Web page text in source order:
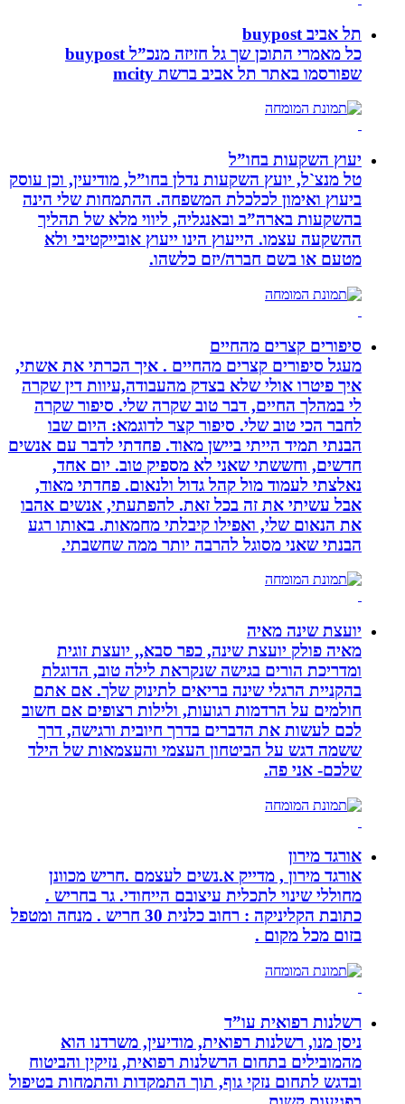
תל אביב buypost
כל מאמרי התוכן שך גל חזיזה מנכ”ל buypost
שפורסמו באתר תל אביב ברשת mcity
יעוץ השקעות בחו”ל
טל מנצ`ל, יועץ השקעות נדלן בחו”ל, מודיעין, וכן עוסק
ביעוץ ואימון לכלכלת המשפחה. ההתמחות שלי הינה
בהשקעות בארה”ב ובאנגליה, ליווי מלא של תהליך
ההשקעה עצמו. הייעוץ הינו ייעוץ אובייקטיבי ולא
מטעם או בשם חברה/יזם כלשהו.
סיפורים קצרים מהחיים
מעגל סיפורים קצרים מהחיים . איך הכרתי את אשתי,
איך פיטרו אולי שלא בצדק מהעבודה,עיוות דין שקרה
לי במהלך החיים, דבר טוב שקרה שלי. סיפור שקרה
לחבר הכי טוב שלי. סיפור קצר לדוגמא: היום שבו
הבנתי תמיד הייתי ביישן מאוד. פחדתי לדבר עם אנשים
חדשים, וחששתי שאני לא מספיק טוב. יום אחד,
נאלצתי לעמוד מול קהל גדול ולנאום. פחדתי מאוד,
אבל עשיתי את זה בכל זאת. להפתעתי, אנשים אהבו
את הנאום שלי, ואפילו קיבלתי מחמאות. באותו רגע
הבנתי שאני מסוגל להרבה יותר ממה שחשבתי.
יועצת שינה מאיה
מאיה פולק יועצת שינה, כפר סבא,, יועצת זוגית
ומדריכת הורים בגישה שנקראת לילה טוב, הדוגלת
בהקניית הרגלי שינה בריאים לתינוק שלך. אם אתם
חולמים על הרדמות רגועות, ולילות רצופים אם חשוב
לכם לעשות את הדברים בדרך חיובית ורגישה, דרך
ששמה דגש על הביטחון העצמי והעצמאות של הילד
שלכם- אני פה.
אורגד מירון
אורגד מירון , מדייק א.נשים לעצמם .חריש מכוונן
מחוללי שינוי לתכלית עיצובם הייחודי. גר בחריש .
כתובת הקליניקה : רחוב כלנית 30 חריש . מנחה ומטפל
בזום מכל מקום .
רשלנות רפואית עו”ד
ניסן מנו, רשלנות רפואית, מודיעין, משרדנו הוא
מהמובילים בתחום הרשלנות רפואית, נזיקין והביטוח
ובדגש לתחום נזקי גוף, תוך התמקדות והתמחות בטיפול